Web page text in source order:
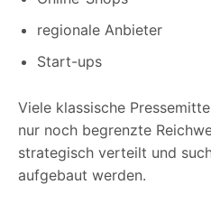
regionale Anbieter
Start-ups
Viele klassische
nur noch begrenzte
strategisch verteilt und
aufgebaut werden.